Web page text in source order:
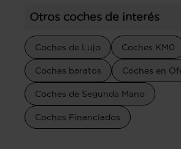
Otros coches de interés
Coches de Lujo Coches KM0
Coches baratos Coches en
Coches de Segunda Mano
Coches Financiados